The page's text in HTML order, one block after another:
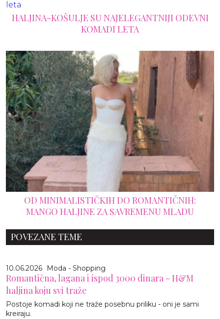
HALJINA-KOŠULJE SU NAJELEGANTNIJI ODEVNI
KOMADI LETA
OD MINIMALISTIČKIH DO ROMANTIČNIH:
MANGO HALJINE ZA SAVREMENU MLADU
POVEZANE TEME
10.06.2026 Moda - Shopping
Romantična, lagana i ispod 3000 dinara - H&M
haljina koju svi traže
Postoje komadi koji ne traže posebnu priliku - oni je sami
kreiraju.